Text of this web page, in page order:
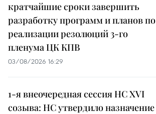
кратчайшие сроки завершить
разработку программ и планов по
реализации резолюций 3-го
пленума ЦК КПВ
03/08/2026 16:29
1-я внеочередная сессия НС XVI
созыва: НС утвердило назначение